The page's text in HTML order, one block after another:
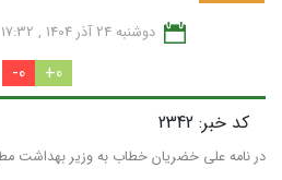
دوشنبه 24 آذر 1404 , 17:32
0+
0-
کد خبر: 2342
در نامه علی خضریان خطاب به وزیر بهداشت